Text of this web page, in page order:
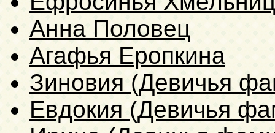
Анна Половец
Агафья Еропкина
Зиновия (Девичья
Евдокия (Девичья